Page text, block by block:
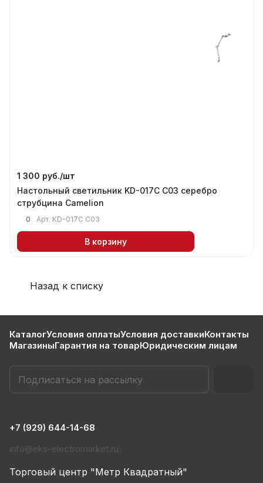
1 300 руб./шт
Настольный светильник KD-017C C03 серебро
струбцина Camelion
0 Арт. KD-017C C03
В корзину
Назад к списку
КаталогУсловия оплатыУсловия доставкиКонтакты
МагазиныГарантия на товарЮридическим лицам
+7 (929) 644-14-68
info@eks-electromarket.ru
Торговый центр "Метр Квадратный"